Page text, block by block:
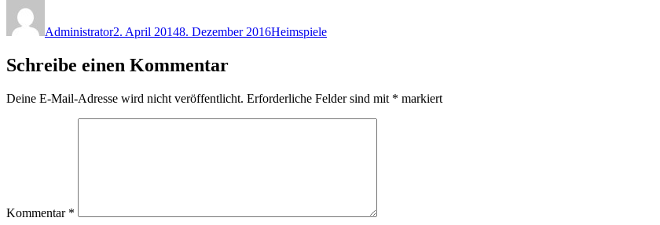
Administrator2. April 20148. Dezember 2016Heimspiele
Schreibe einen Kommentar
Deine E-Mail-Adresse wird nicht veröffentlicht. Erforderliche Felder sind mit * markiert
Kommentar *